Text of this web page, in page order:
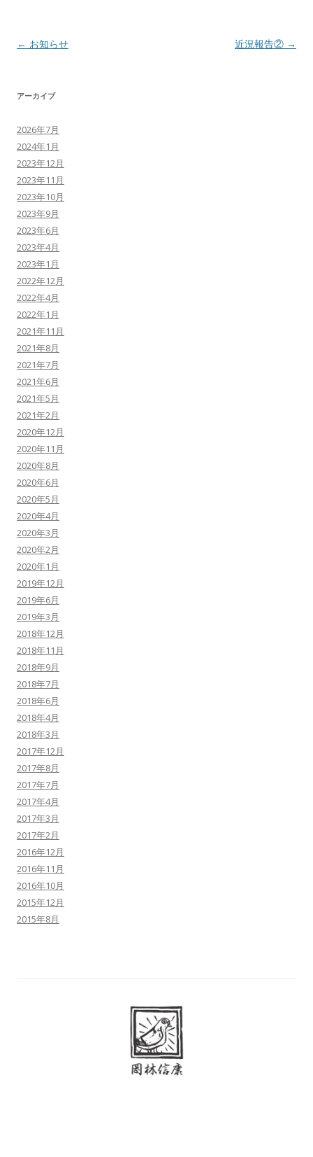
Post
← お知らせ 近況報告② →
アーカイブ
2026年7月
2024年1月
2023年12月
2023年11月
2023年10月
2023年9月
2023年6月
2023年4月
2023年1月
2022年12月
2022年4月
2022年1月
2021年11月
2021年8月
2021年7月
2021年6月
2021年5月
2021年2月
2020年12月
2020年11月
2020年8月
2020年6月
2020年5月
2020年4月
2020年3月
2020年2月
2020年1月
2019年12月
2019年6月
2019年3月
2018年12月
2018年11月
2018年9月
2018年7月
2018年6月
2018年4月
2018年3月
2017年12月
2017年8月
2017年7月
2017年4月
2017年3月
2017年2月
2016年12月
2016年11月
2016年10月
2015年12月
2015年8月